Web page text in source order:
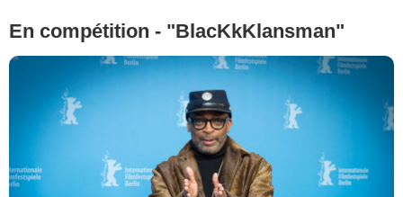
En compétition - "BlacKkKlansman"